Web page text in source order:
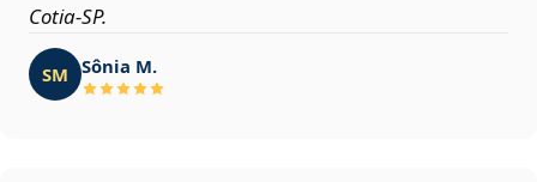
Cotia‑SP.
SM Sônia M.